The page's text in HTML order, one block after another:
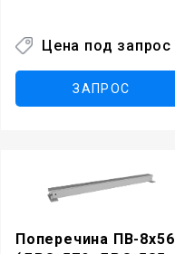
Цена под запрос
ЗАПРОС
Поперечина ПВ-8х56